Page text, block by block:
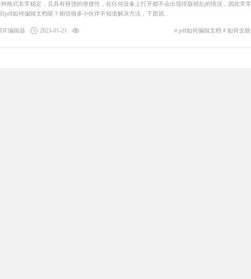
种格式非常稳定，且具有很强的便捷性，在任何设备上打开都不会出现排版错乱的情况，因此常
pdf如何编辑文档呢？相信很多小伙伴不知道解决方法，下面就...
编辑器 2023-01-21 # pdf如何编辑文档 # 如何去